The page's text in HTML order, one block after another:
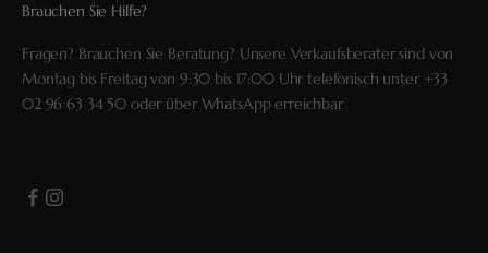
Brauchen Sie Hilfe?
Fragen? Brauchen Sie Beratung? Unsere Verkaufsberater sind von
Montag bis Freitag von 9:30 bis 17:00 Uhr telefonisch unter +33
02 96 63 34 50 oder überWhatsApperreichbar